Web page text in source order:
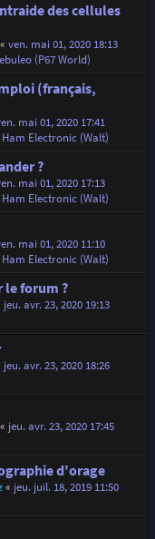
des cellules
ven. mai 01, 2020 18:13
(P67 World)
(français,
mai 01, 2020 17:41
Electronic (Walt)
?
mai 01, 2020 17:13
Electronic (Walt)
mai 01, 2020 11:10
Electronic (Walt)
le forum ?
jeu. avr. 23, 2020 19:13
jeu. avr. 23, 2020 18:26
jeu. avr. 23, 2020 17:45
d'orage
« jeu. juil. 18, 2019 11:50